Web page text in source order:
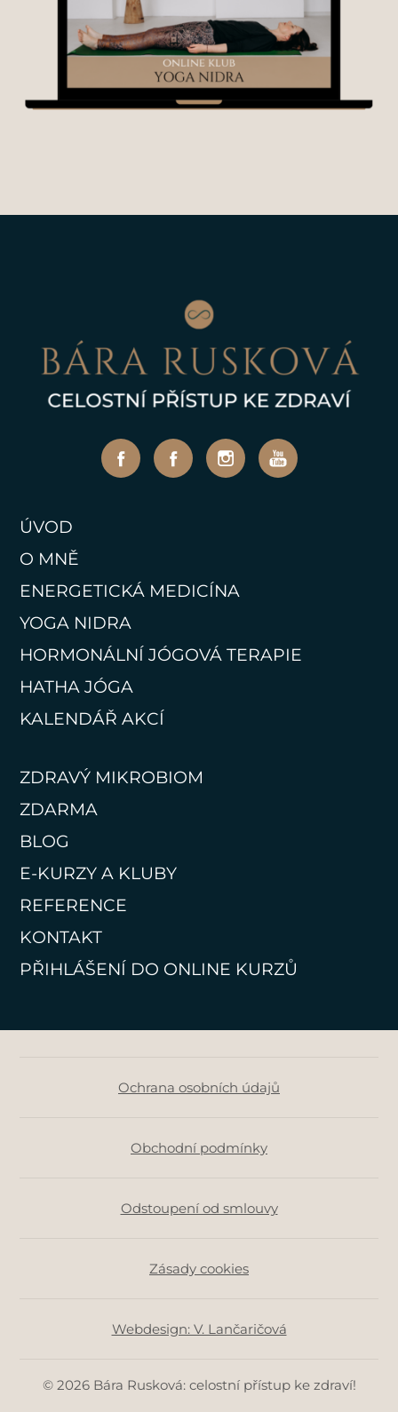
ÚVOD
O MNĚ
ENERGETICKÁ MEDICÍNA
YOGA NIDRA
HORMONÁLNÍ JÓGOVÁ TERAPIE
HATHA JÓGA
KALENDÁŘ AKCÍ
ZDRAVÝ MIKROBIOM
ZDARMA
BLOG
E-KURZY A KLUBY
REFERENCE
KONTAKT
PŘIHLÁŠENÍ DO ONLINE KURZŮ
Ochrana osobních údajů
Obchodní podmínky
Odstoupení od smlouvy
Zásady cookies
Webdesign: V. Lančaričová
© 2026 Bára Rusková: celostní přístup ke zdraví!